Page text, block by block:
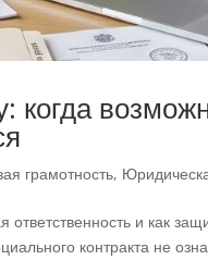
когда
грамотность,
ответственность и как
контракта не